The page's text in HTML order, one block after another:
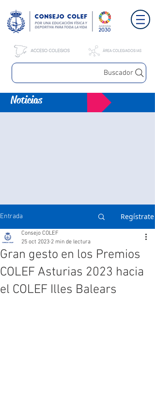
Buscador
Noticias
Entrada Regístrate
Gran gesto en los Premios
COLEF Asturias 2023 hacia
el COLEF Illes Balears
Consejo COLEF
25 oct 2023 2 min de lectura